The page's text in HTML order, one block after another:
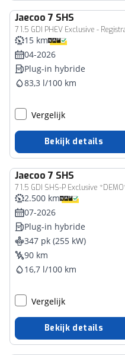
Jaecoo 7 SHS
15 km
04-2026
Plug-in hybride
83,3 l/100 km
Vergelijk
Bekijk details
Jaecoo 7 SHS
2.500 km
07-2026
Plug-in hybride
347 pk (255 kW)
90 km
16,7 l/100 km
Vergelijk
Bekijk details